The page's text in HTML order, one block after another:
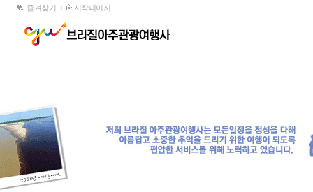
즐겨찾기 시작페이지
홈
국내여행
기획여행
여행사
공지안내
여행정보
Sketchbook5, 스케치북5
Sketchbook5, 스케치북5